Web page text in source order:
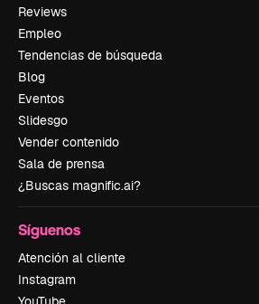
Reviews
Empleo
Tendencias de búsqueda
Blog
Eventos
Slidesgo
Vender contenido
Sala de prensa
¿Buscas magnific.ai?
Síguenos
Atención al cliente
Instagram